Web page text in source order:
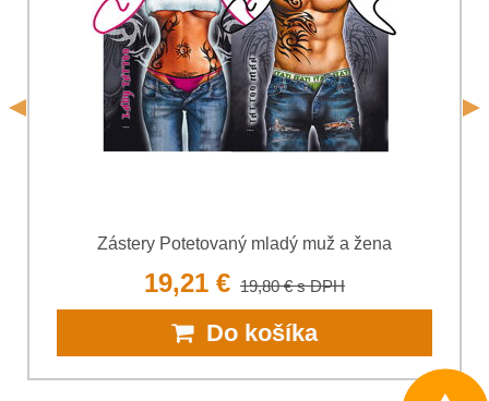
podmienkami Ochrany osobných údajovspoločnosti Bomba
(Povinné)
Zástery Potetovaný mladý muž a žena
19,21 € 19,80 €s DPH
Do košíka